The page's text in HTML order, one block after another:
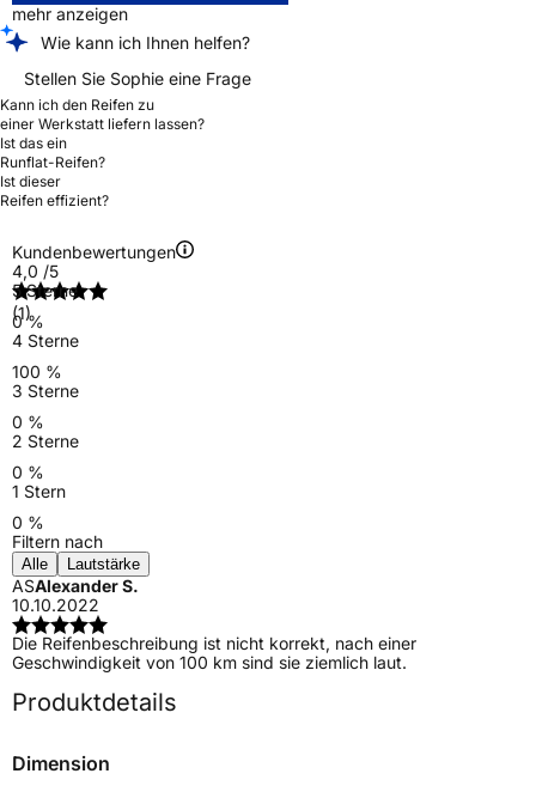
mehr anzeigen
Wie kann ich Ihnen helfen?
Stellen Sie Sophie eine Frage
Kann ich den Reifen zu
einer Werkstatt liefern lassen?
Ist das ein
Runflat-Reifen?
Ist dieser
Reifen effizient?
Kundenbewertungen
4,0 /5
(1)
5 Sterne
0 %
4 Sterne
100 %
3 Sterne
0 %
2 Sterne
0 %
1 Stern
0 %
Filtern nach
Alle Lautstärke
ASAlexander S.
10.10.2022
Die Reifenbeschreibung ist nicht korrekt, nach einer
Geschwindigkeit von 100 km sind sie ziemlich laut.
Produktdetails
Dimension